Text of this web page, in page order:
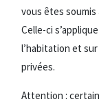
vous êtes soumis
Celle-ci
l’habitation et
privées.
Attention :